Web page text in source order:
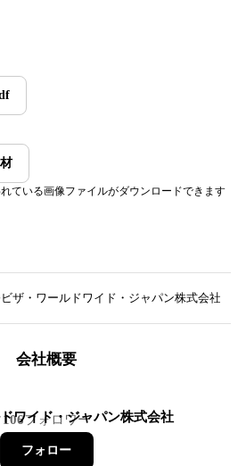
ている画像ファイルがダウンロードできます
ビザ・ワールドワイド・ジャパン株式会社
会社概要
ワイド・ジャパン株式会社
106フォロワー
フォロー